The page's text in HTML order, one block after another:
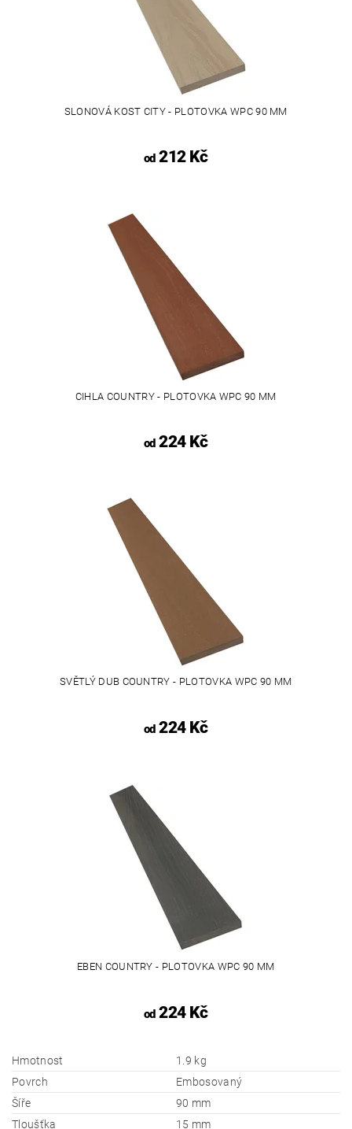
SLONOVÁ KOST CITY - PLOTOVKA WPC 90 MM
od212 Kč
CIHLA COUNTRY - PLOTOVKA WPC 90 MM
od224 Kč
SVĚTLÝ DUB COUNTRY - PLOTOVKA WPC 90 MM
od224 Kč
EBEN COUNTRY - PLOTOVKA WPC 90 MM
od224 Kč
Hmotnost
1.9 kg
Povrch
Embosovaný
Šíře
90 mm
Tloušťka
15 mm